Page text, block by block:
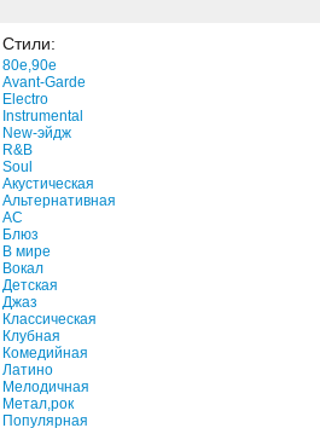
Стили:
80e,90e
Avant-Garde
Electro
Instrumental
New-эйдж
R&B
Soul
Акустическая
Альтернативная
АС
Блюз
В мире
Вокал
Детская
Джаз
Классическая
Клубная
Комедийная
Латино
Мелодичная
Метал,рок
Популярная